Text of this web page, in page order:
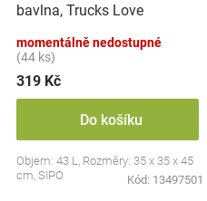
bavlna, Trucks Love
momentálně nedostupné
(44 ks)
319 Kč
Do košíku
Objem: 43 L, Rozměry: 35 x 35 x 45
cm, SIPO
Kód: 13497501